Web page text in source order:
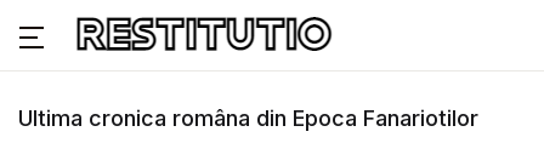
Ultima cronica româna din Epoca Fanariotilor